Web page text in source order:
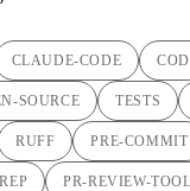
CLAUDE-CODE
SOURCE TESTS
RUFF PRE-COMMIT
PR-REVIEW-